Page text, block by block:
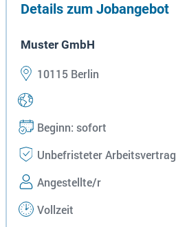
Details zum Jobangebot
Muster GmbH
10115 Berlin
Beginn: sofort
Unbefristeter Arbeitsvertrag
Angestellte/r
Vollzeit